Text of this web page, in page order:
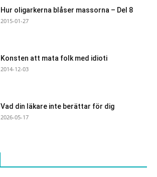
Hur oligarkerna blåser massorna – Del 8
2015-01-27
Konsten att mata folk med idioti
2014-12-03
Vad din läkare inte berättar för dig
2026-05-17